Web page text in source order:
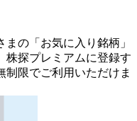
まの 「お気に入り銘柄」
株探プレミアムに登録す
制限でご利用いただけま